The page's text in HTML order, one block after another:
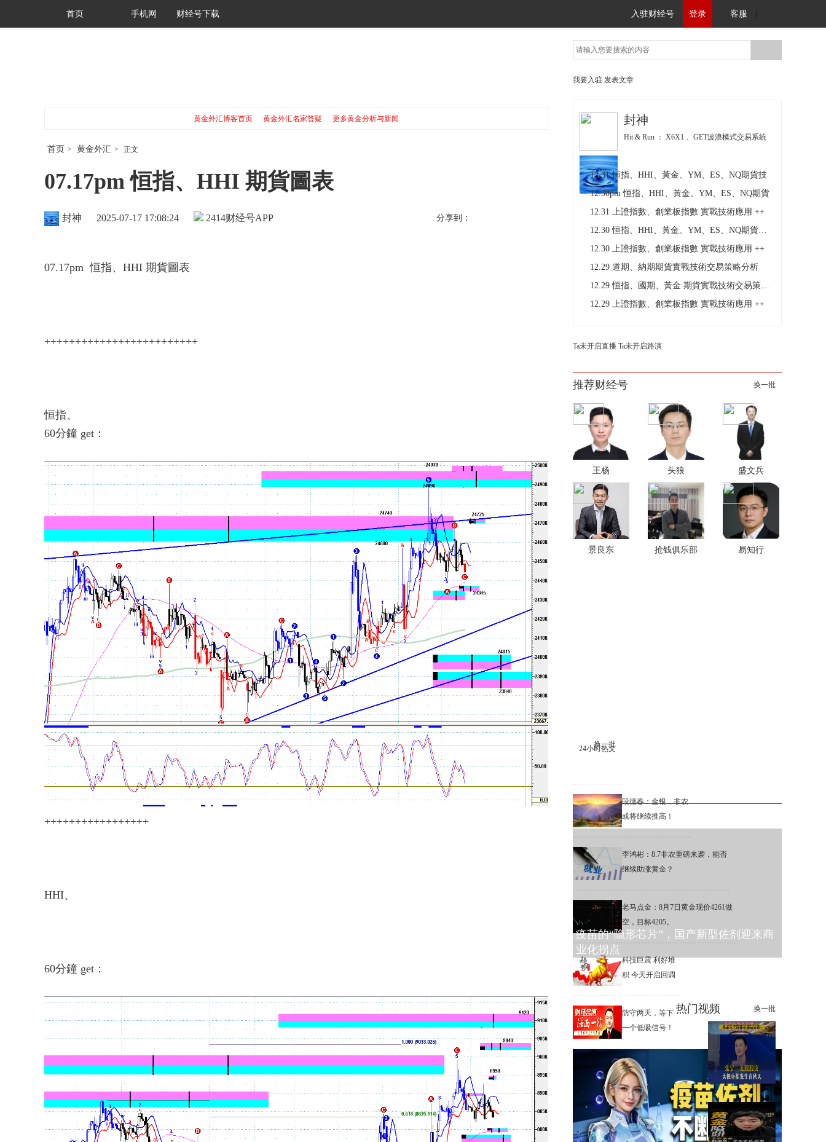
首页 手机网 财经号下载 入驻财经号 登录 客服
黄金外汇博客首页 黄金外汇名家答疑 更多黄金分析与新闻
首页 > 黄金外汇 > 正文
07.17pm 恒指、HHI 期貨圖表
财经号APP
封神 2025-07-17 17:08:24 2414 分享到：
07.17pm 恒指、HHI 期貨圖表
+++++++++++++++++++++++++
恒指、
60分鐘 get：
+++++++++++++++++
HHI、
60分鐘 get：
我要入驻 发表文章
封神
Hit & Run ： X6X1 、GET波浪模式交易系統
12.31 恒指、HHI、黃金、YM、ES、NQ期貨技
12.30pm 恒指、HHI、黃金、YM、ES、NQ期貨
12.31 上證指數、創業板指數 實戰技術應用 ++
12.30 恒指、HHI、黃金、YM、ES、NQ期貨技術
12.30 上證指數、創業板指數 實戰技術應用 ++
12.29 道期、納期期貨實戰技術交易策略分析
12.29 恒指、國期、黃金 期貨實戰技術交易策略分析
12.29 上證指數、創業板指數 實戰技術應用 ++
Ta未开启直播 Ta未开启路演
推荐财经号 换一批
王杨 头狼 盛文兵
景良东 抢钱俱乐部 易知行
24小时热文
换一批
段德春：金银，非农
或将继续推高！
李鸿彬：8.7非农重磅来袭，能否
继续助涨黄金？
老马点金：8月7日黄金现价4261做
空，目标4205。
科技巨震 利好堆
积 今天开启回调
防守两天，等下
一个低吸信号！
热门视频 换一批
疫苗的“隐形芯片”，国产新型佐剂迎来商
业化拐点
兆易创新大涨超8%，葛卫东逆
势加仓逾18万股
朱宁：美股股灾大概率都发生
在秋天